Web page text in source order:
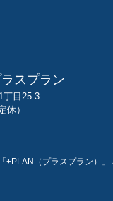
スプラン
丁目25-3
休）
+PLAN（プラスプラン）」